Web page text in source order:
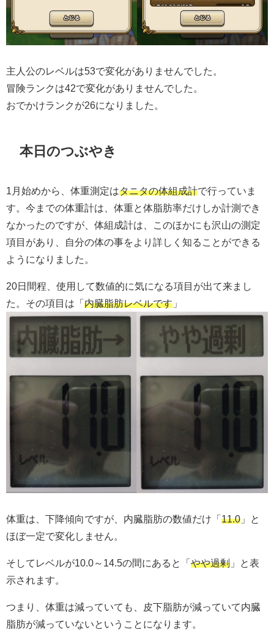
主人公のレベルは53で変化がありませんでした。
冒険ランクは42で変化がありませんでした。
おでかけランクが26になりました。
本日のつぶやき
1月始めから、体重測定はタニタの体組成計で行っていま
す。今までの体重計は、体重と体脂肪率だけしか計測でき
なかったのですが、体組成計は、このほかにも沢山の測定
項目があり、自分の体の事をより詳しく知ることができる
ようになりました。
20日間程、使用して数値的に気になる項目が出て来まし
た。その項目は「 内臓脂肪レベルです 」
体重は、下降傾向ですが、内臓脂肪の数値だけ「 11.0 」と
ほぼ一定で変化しません。
そしてレベルが10.0～14.5の間にあると「 やや過剰 」と表
示されます。
つまり、体重は減っていても、皮下脂肪が減っていて内臓
脂肪が減っていないということになります。